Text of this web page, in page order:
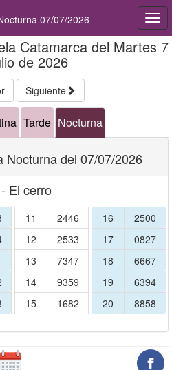
07/07/2026
Catamarca del Martes 7
de 2026
Siguiente
Tarde Nocturna
Nocturna del 07/07/2026
El cerro
11
2446
12
2533
13
7347
14
9359
15
1682
16
2500
17
0827
18
6667
19
6394
20
8858